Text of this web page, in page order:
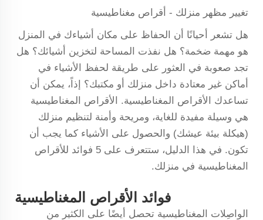
تغيير مظهر منزلك - أقراص مغناطيسية
هل تشعر أحيانًا أن الحفاظ على مكان أشياءك في المنزل
هو مهمة ضخمة؟ هل نفذت المساحة لتخزين أشيائك؟ هل
تجد صعوبة في العثور على طريقة لحفظ الأشياء في
أماكن غير معتادة داخل منزلك أو مكتبك؟ إذاً، يمكن أن
تساعدك الأقراص المغناطيسية. الأقراص المغناطيسية
هي وسيلة مفيدة للغاية، ومريحة وأمنة لتنظيم منزلك
(هيكلة بيئة عيشك) والحصول على الأشياء كما يجب أن
تكون. في هذا الدليل، ستتعرف على 5 فوائد للأقراص
المغناطيسية في منزلك.
فوائد الأقراص المغناطيسية
الواصِلات المغناطيسية تحصل أيضًا على الكثير من